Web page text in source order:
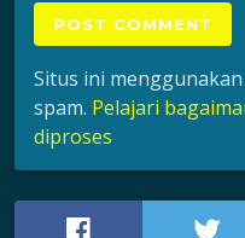
Situs ini
spam. Pelajari
diproses